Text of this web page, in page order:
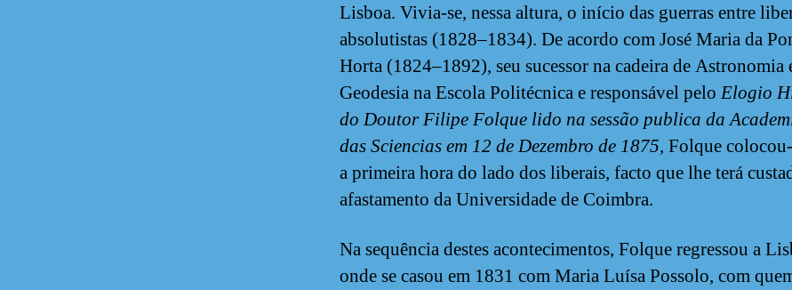
Lisboa. Vivia-se, nessa altura, o início das guerras entre
absolutistas (1828–1834). De acordo com José Maria da
Horta (1824–1892), seu sucessor na cadeira de Astronomia
Geodesia na Escola Politécnica e responsável peloElogio
do Doutor Filipe Folque lido na sessão publica da
das Sciencias em 12 de Dezembro de 1875, Folque
a primeira hora do lado dos liberais, facto que lhe terá
afastamento da Universidade de Coimbra.
Na sequência destes acontecimentos, Folque regressou a
onde se casou em 1831 com Maria Luísa Possolo, com